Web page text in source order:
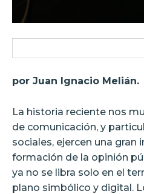
por Juan Ignacio Melián.
La historia reciente nos
de comunicación, y
sociales, ejercen una gran
formación de la opinión
ya no se libra solo en el
plano simbólico y digital.